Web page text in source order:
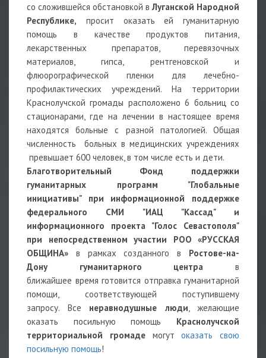
со сложившейся обстановкой вЛуганской Народной
Республике, просит оказать ей гуманитарную
помощь в качестве продуктов питания,
лекарственных препаратов, перевязочных
материалов, гипса, рентгеновской и
флюорографической пленки для лечебно-
профилактических учреждений. На территории
Краснолучской громады расположено 6 больниц со
стационарами, где на лечении в настоящее время
находятся больные с разной патологией. Общая
численность больных в медицинских учреждениях
превышает 600 человек, в том числе есть и дети.
Благотворительный Фонд поддержки
гуманитарных программ "Глобальные
инициативы" при информационной поддержке
федерального СМИ "ИАЦ "Кассад" и
информационного проекта "Голос Севастополя"
при непосредственном участии РОО «РУССКАЯ
ОБЩИНА» в рамках созданного в Ростове-на-
Дону гуманитарного центра в
ближайшее время готовится отправка гуманитарной
помощи, соответствующей поступившему
запросу. Все неравнодушные люди, желающие
оказать посильную помощь Краснолучской
территориальной громаде могутоказать свою
посильную помощь!